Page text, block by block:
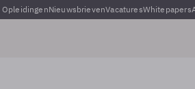
OpleidingenNieuwsbrievenVacaturesWhitepapers